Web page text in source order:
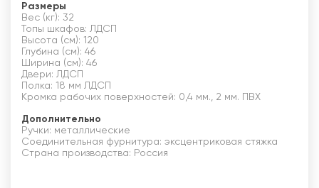
Размеры
Вес (кг): 32
Топы шкафов: ЛДСП
Высота (см): 120
Глубина (см): 46
Ширина (см): 46
Двери: ЛДСП
Полка: 18 мм ЛДСП
Кромка рабочих поверхностей: 0,4 мм., 2 мм. ПВХ
Дополнительно
Ручки: металлические
Соединительная фурнитура: эксцентриковая стяжка
Страна производства: Россия